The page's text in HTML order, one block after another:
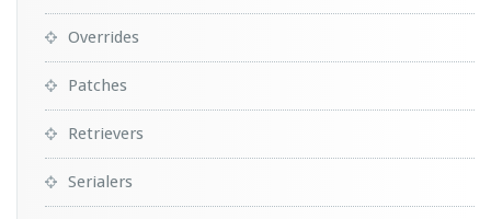
Overrides
Patches
Retrievers
Serialers